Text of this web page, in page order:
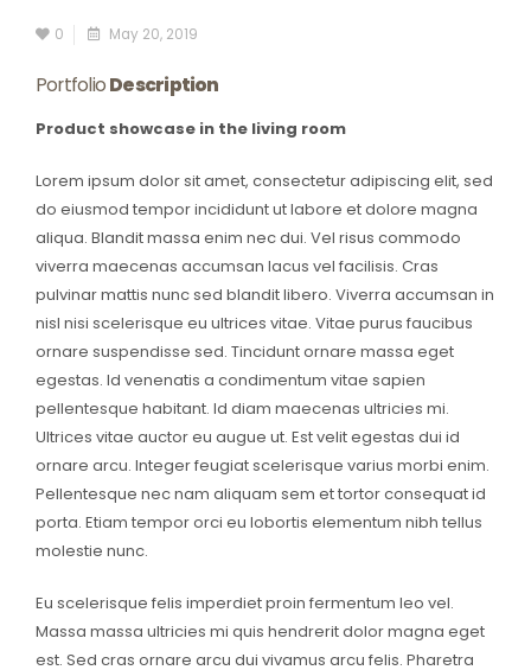
0 May 20, 2019
PortfolioDescription
Product showcase in the living room
Lorem ipsum dolor sit amet, consectetur adipiscing elit, sed
do eiusmod tempor incididunt ut labore et dolore magna
aliqua. Blandit massa enim nec dui. Vel risus commodo
viverra maecenas accumsan lacus vel facilisis. Cras
pulvinar mattis nunc sed blandit libero. Viverra accumsan in
nisl nisi scelerisque eu ultrices vitae. Vitae purus faucibus
ornare suspendisse sed. Tincidunt ornare massa eget
egestas. Id venenatis a condimentum vitae sapien
pellentesque habitant. Id diam maecenas ultricies mi.
Ultrices vitae auctor eu augue ut. Est velit egestas dui id
ornare arcu. Integer feugiat scelerisque varius morbi enim.
Pellentesque nec nam aliquam sem et tortor consequat id
porta. Etiam tempor orci eu lobortis elementum nibh tellus
molestie nunc.
Eu scelerisque felis imperdiet proin fermentum leo vel.
Massa massa ultricies mi quis hendrerit dolor magna eget
est. Sed cras ornare arcu dui vivamus arcu felis. Pharetra